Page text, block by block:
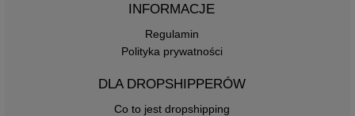
INFORMACJE
Regulamin
Polityka prywatności
DLA DROPSHIPPERÓW
Co to jest dropshipping